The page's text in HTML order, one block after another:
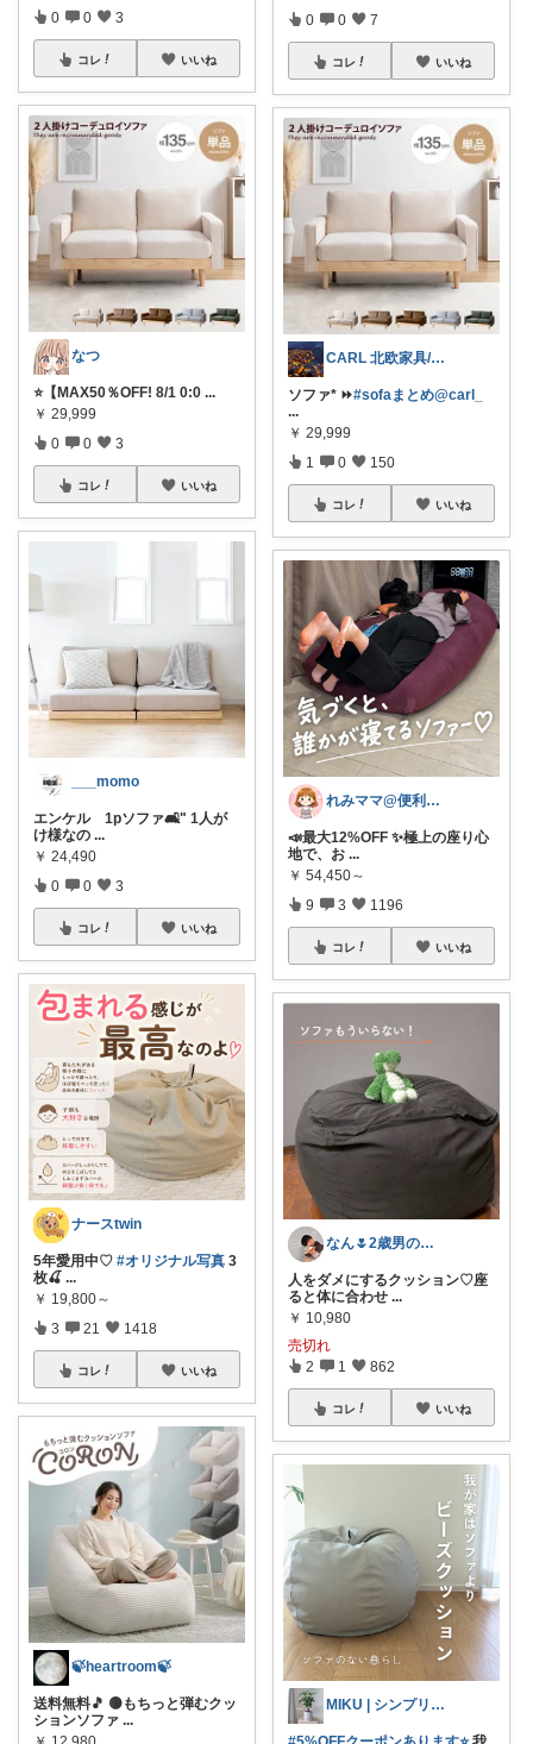
0 0 3
コレ いいね
なつ
⭐️【MAX50％OFF! 8/1 0:0 ...
￥ 29,999
0 0 3
コレ いいね
___momo
エンケル 1pソファ🛋️" 1人が
け様なの ...
￥ 24,490
0 0 3
コレ いいね
ナースtwin
5年愛用中♡ #オリジナル写真 3
枚🍒 ...
￥ 19,800～
3 21 1418
コレ いいね
🍃heartroom🍃
送料無料🎵 🟡もちっと弾むクッ
ションソファ ...
0 0 7
コレ いいね
CARL 北欧家具/暮らし
ソファ* ⏩#sofaまとめ@carl_
...
￥ 29,999
1 0 150
コレ いいね
れみママ@便利雑貨¸¸kids
📣最大12%OFF ✨極上の座り心
地で、お ...
￥ 54,450～
9 3 1196
コレ いいね
なん🌷2歳男の子ママ⿻*.アイコン変更
人をダメにするクッション♡座
ると体に合わせ ...
￥ 10,980
売切れ
2 1 862
コレ いいね
MIKU | シンプリスト主婦